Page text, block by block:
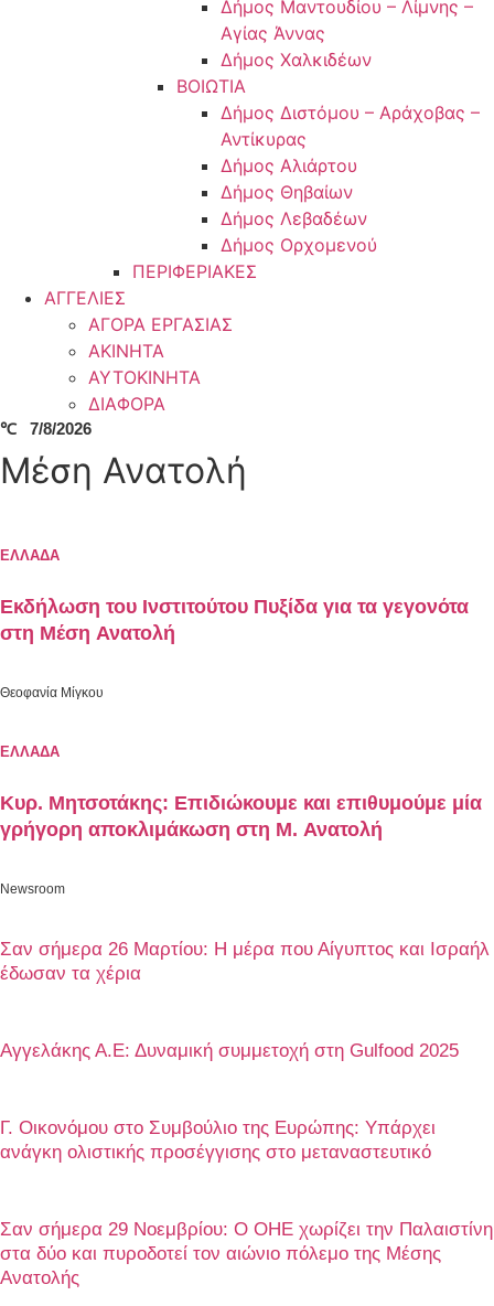
Δήμος Μαντουδίου – Λίμνης –
Αγίας Άννας
Δήμος Χαλκιδέων
ΒΟΙΩΤΙΑ
Δήμος Διστόμου – Αράχοβας –
Αντίκυρας
Δήμος Αλιάρτου
Δήμος Θηβαίων
Δήμος Λεβαδέων
Δήμος Ορχομενού
ΠΕΡΙΦΕΡΙΑΚΕΣ
ΑΓΓΕΛΙΕΣ
ΑΓΟΡΑ ΕΡΓΑΣΙΑΣ
ΑΚΙΝΗΤΑ
ΑΥΤΟΚΙΝΗΤΑ
ΔΙΑΦΟΡΑ
℃ 7/8/2026
Μέση Ανατολή
ΕΛΛΑΔΑ
Εκδήλωση του Ινστιτούτου Πυξίδα για τα γεγονότα
στη Μέση Ανατολή
Θεοφανία Μίγκου
ΕΛΛΑΔΑ
Κυρ. Μητσοτάκης: Επιδιώκουμε και επιθυμούμε μία
γρήγορη αποκλιμάκωση στη Μ. Ανατολή
Newsroom
Σαν σήμερα 26 Μαρτίου: Η μέρα που Αίγυπτος και Ισραήλ
έδωσαν τα χέρια
Αγγελάκης Α.Ε: Δυναμική συμμετοχή στη Gulfood 2025
Γ. Οικονόμου στο Συμβούλιο της Ευρώπης: Υπάρχει
ανάγκη ολιστικής προσέγγισης στο μεταναστευτικό
Σαν σήμερα 29 Νοεμβρίου: Ο ΟΗΕ χωρίζει την Παλαιστίνη
στα δύο και πυροδοτεί τον αιώνιο πόλεμο της Μέσης
Ανατολής